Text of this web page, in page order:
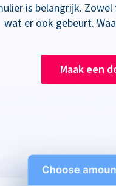
is belangrijk.
wat er ook gebeurt.
Maak een